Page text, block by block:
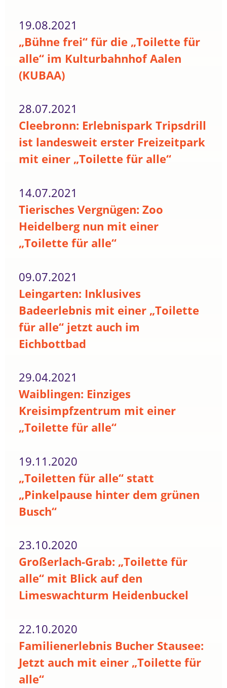
19.08.2021
„Bühne frei“ für die „Toilette für
alle“ im Kulturbahnhof Aalen
(KUBAA)
28.07.2021
Cleebronn: Erlebnispark Tripsdrill
ist landesweit erster Freizeitpark
mit einer „Toilette für alle“
14.07.2021
Tierisches Vergnügen: Zoo
Heidelberg nun mit einer
„Toilette für alle“
09.07.2021
Leingarten: Inklusives
Badeerlebnis mit einer „Toilette
für alle“ jetzt auch im
Eichbottbad
29.04.2021
Waiblingen: Einziges
Kreisimpfzentrum mit einer
„Toilette für alle“
19.11.2020
„Toiletten für alle“ statt
„Pinkelpause hinter dem grünen
Busch“
23.10.2020
Großerlach-Grab: „Toilette für
alle“ mit Blick auf den
Limeswachturm Heidenbuckel
22.10.2020
Familienerlebnis Bucher Stausee:
Jetzt auch mit einer „Toilette für
alle“